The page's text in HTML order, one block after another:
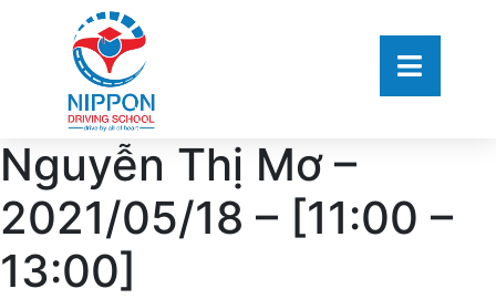
Nguyễn Thị Mơ –
2021/05/18 – [11:00 –
13:00]